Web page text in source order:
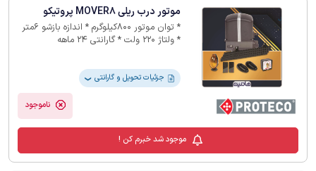
موتور درب ریلی MOVER8 پروتیکو
* توان موتور 800کیلوگرم * اندازه بازشو 6متر
* ولتاژ 220 ولت * گارانتی 24 ماهه
جزئیات تحویل و گارانتی ❯
ناموجود
موجود شد خبرم کن !